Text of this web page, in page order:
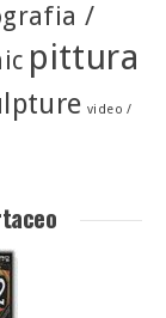
/
pittura
video /